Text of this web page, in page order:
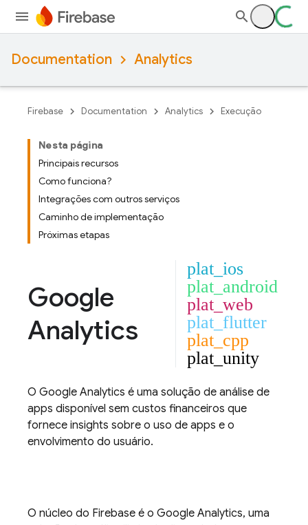
Documentation Analytics
Firebase Documentation Analytics Execução
Nesta página
Principais recursos
Como funciona?
Integrações com outros serviços
Caminho de implementação
Próximas etapas
Google
Analytics
plat_ios
plat_android
plat_web
plat_flutter
plat_cpp
plat_unity
O Google Analytics é uma solução de análise de
apps disponível sem custos financeiros que
fornece insights sobre o uso de apps e o
envolvimento do usuário.
O núcleo do Firebase é o Google Analytics, uma